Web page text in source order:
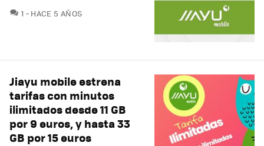
1 COMENTARIOS
HACE 5 AÑOS
Jiayu mobile estrena
tarifas con minutos
ilimitados desde 11 GB
por 9 euros, y hasta 33
GB por 15 euros